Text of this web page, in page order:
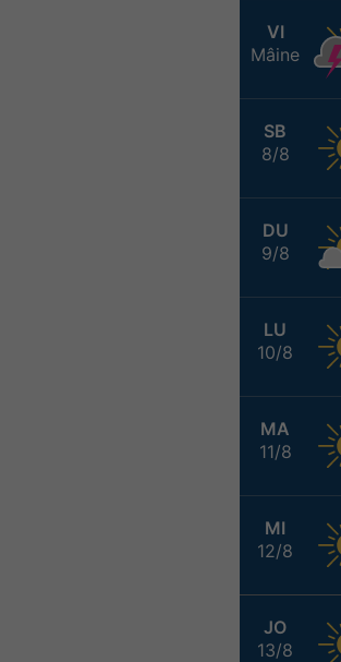
VI
Mâine
SB
8/8
DU
9/8
LU
10/8
MA
11/8
MI
12/8
JO
13/8